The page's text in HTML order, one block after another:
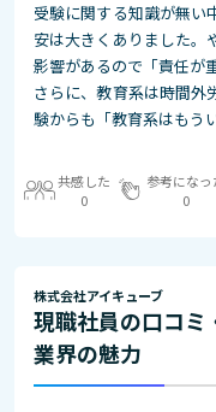
受験に関する知識が無い
安は大きくありました。
影響があるので「責任が
さらに、教育系は時間外
験からも「教育系はもう
共感した
0
参考になっ
0
株式会社アイキューブ
現職社員の口コミ
業界の魅力